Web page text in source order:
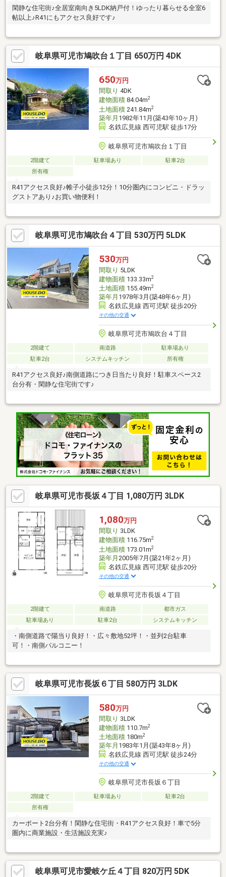
閑静な住宅街♪全居室南向き5LDK納戸付！ゆったり暮らせる全室6
帖以上♪R41にもアクセス良好です♪
岐阜県可児市鳩吹台１丁目 650万円 4DK
650万円
間取り 4DK
建物面積84.04m2
土地面積241.84m2
築年月 1982年11月(築43年10ヶ月)
名鉄広見線 西可児駅 徒歩17分
岐阜県可児市鳩吹台１丁目
2階建て 駐車場あり
駐車2台
所有権
R41アクセス良好♪帷子小徒歩12分！10分圏内にコンビニ・ドラッ
グストアあり♪お買い物便利！
岐阜県可児市鳩吹台４丁目 530万円 5LDK
530万円
間取り 5LDK
建物面積133.33m2
土地面積155.49m2
築年月 1978年3月(築48年6ヶ月)
名鉄広見線 西可児駅 徒歩20分
その他の交通
岐阜県可児市鳩吹台４丁目
2階建て 南道路
駐車場あり
駐車2台
システムキッチン 所有権
R41アクセス良好♪南側道路につき日当たり良好！駐車スペース2
台分有・閑静な住宅街です♪
岐阜県可児市長坂４丁目 1,080万円 3LDK
1,080万円
間取り 3LDK
建物面積116.75m2
土地面積173.01m2
築年月 2005年7月(築21年2ヶ月)
名鉄広見線 西可児駅 徒歩20分
その他の交通
岐阜県可児市長坂４丁目
2階建て 南道路
都市ガス
駐車場あり
駐車2台 システムキッチン
・南側道路で陽当り良好！・広々敷地52坪！・並列2台駐車
可！・南側バルコニー！
岐阜県可児市長坂６丁目 580万円 3LDK
580万円
間取り 3LDK
建物面積110.7m2
土地面積180m2
築年月 1983年1月(築43年8ヶ月)
名鉄広見線 西可児駅 徒歩24分
その他の交通
岐阜県可児市長坂６丁目
2階建て 駐車場あり
駐車2台
所有権
カーポート2台分有！閑静な住宅街・R41アクセス良好！車で5分
圏内に商業施設・生活施設充実♪
岐阜県可児市愛岐ケ丘４丁目 820万円 5DK